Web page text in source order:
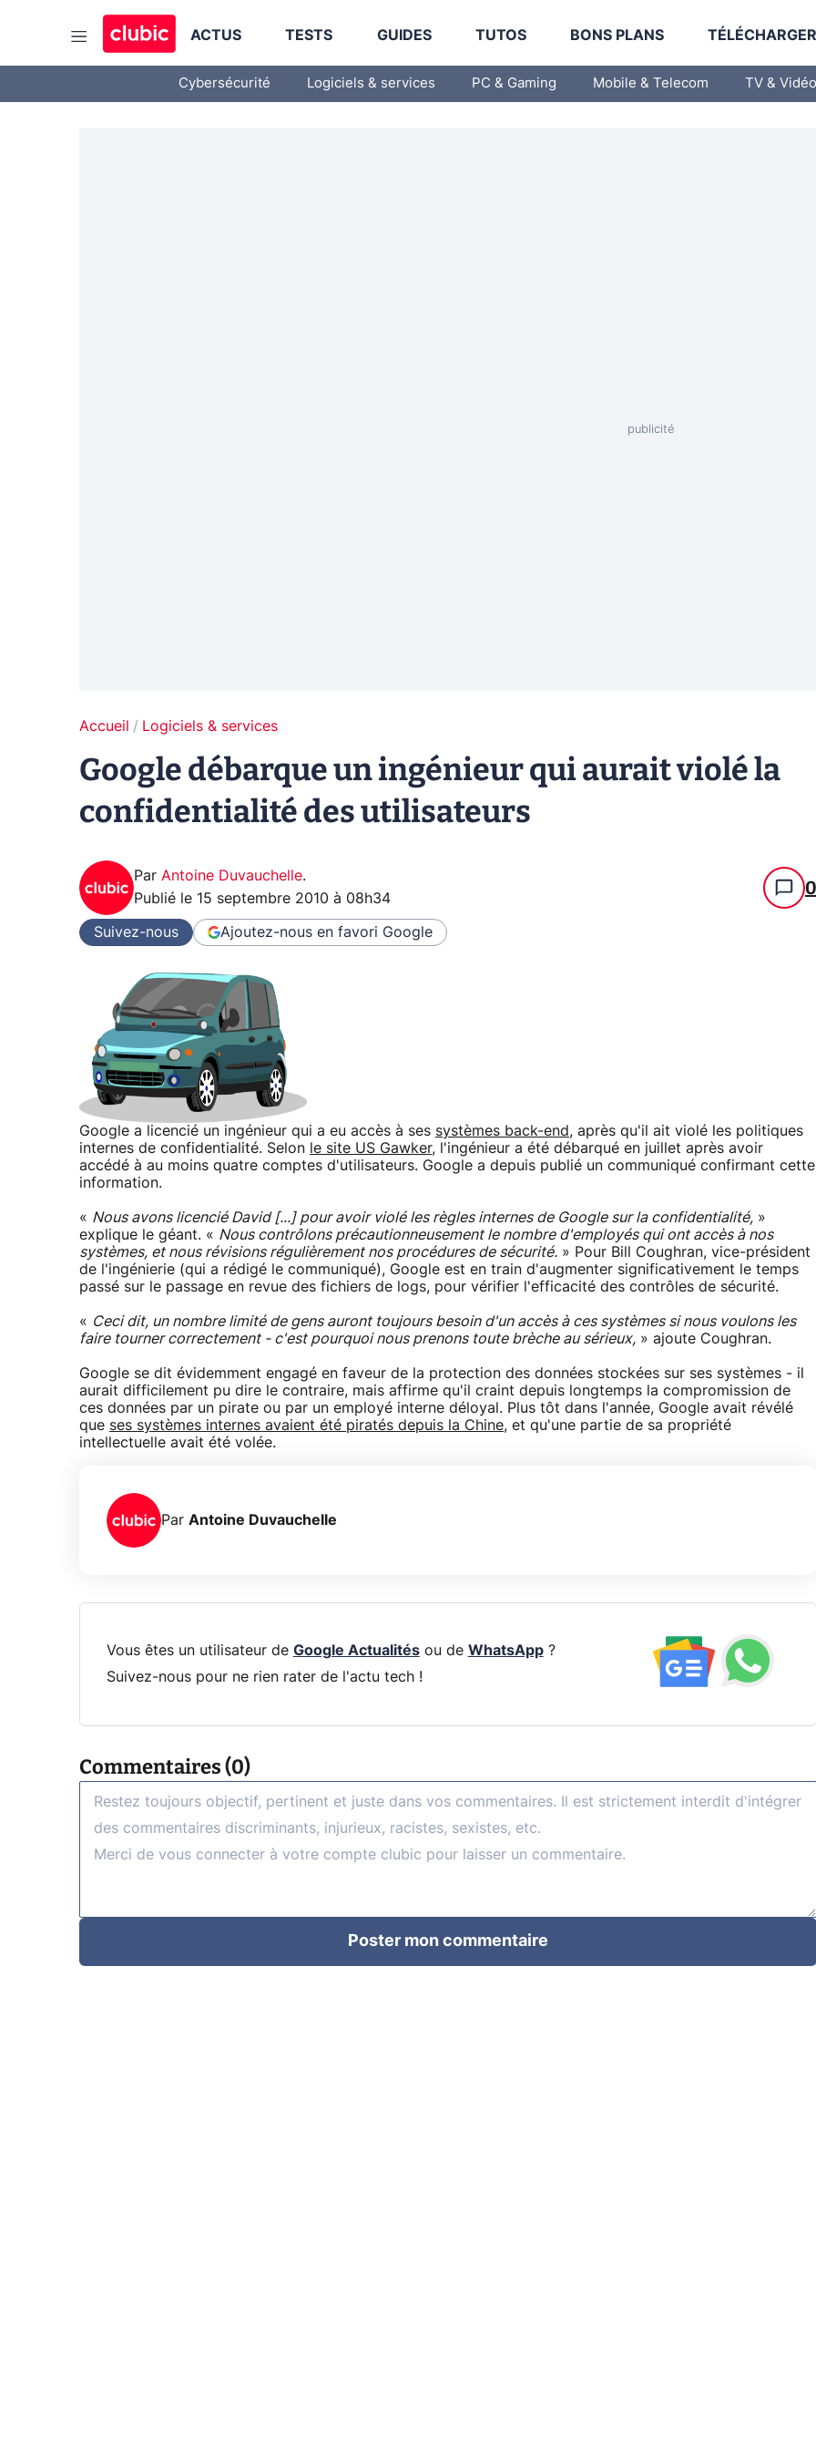
ACTUS TESTS GUIDES TUTOS BONS PLANS
Cybersécurité Logiciels & services PC & Gaming Mobile & Telecom TV & Vidéo
Accueil Logiciels & services
Google débarque un ingénieur qui aurait violé la
confidentialité des utilisateurs
Par Antoine Duvauchelle.
Publié le 15 septembre 2010 à 08h34 0
Suivez-nous Ajoutez-nous en favori Google
Google a licencié un ingénieur qui a eu accès à ses systèmes back-end, après qu'il ait violé les politiques
internes de confidentialité. Selon le site US Gawker, l'ingénieur a été débarqué en juillet après avoir
accédé à au moins quatre comptes d'utilisateurs. Google a depuis publié un communiqué confirmant cette
information.
« Nous avons licencié David [...] pour avoir violé les règles internes de Google sur la confidentialité, »
explique le géant. « Nous contrôlons précautionneusement le nombre d'employés qui ont accès à nos
systèmes, et nous révisions régulièrement nos procédures de sécurité. » Pour Bill Coughran, vice-président
de l'ingénierie (qui a rédigé le communiqué), Google est en train d'augmenter significativement le temps
passé sur le passage en revue des fichiers de logs, pour vérifier l'efficacité des contrôles de sécurité.
« Ceci dit, un nombre limité de gens auront toujours besoin d'un accès à ces systèmes si nous voulons les
faire tourner correctement - c'est pourquoi nous prenons toute brèche au sérieux, » ajoute Coughran.
Google se dit évidemment engagé en faveur de la protection des données stockées sur ses systèmes - il
aurait difficilement pu dire le contraire, mais affirme qu'il craint depuis longtemps la compromission de
ces données par un pirate ou par un employé interne déloyal. Plus tôt dans l'année, Google avait révélé
que ses systèmes internes avaient été piratés depuis la Chine, et qu'une partie de sa propriété
intellectuelle avait été volée.
Par Antoine Duvauchelle
Vous êtes un utilisateur de Google Actualitésou de WhatsApp?
Suivez-nous pour ne rien rater de l'actu tech !
Commentaires (0)
Poster mon commentaire